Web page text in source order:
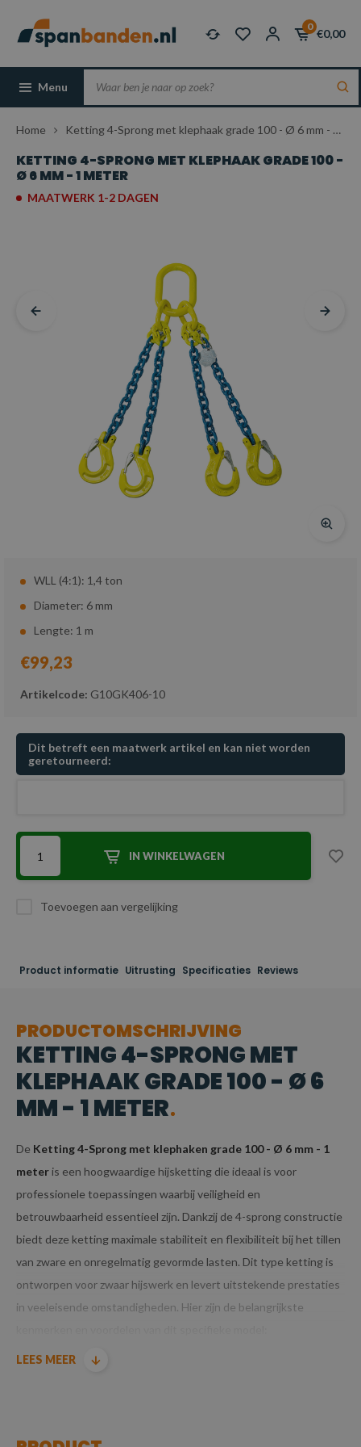
0
€0,00
Menu
Home Ketting 4-Sprong met klephaak grade 100 - Ø 6 mm - 1 meter
KETTING 4-SPRONG MET KLEPHAAK GRADE 100 -
Ø 6 MM - 1 METER
MAATWERK 1-2 DAGEN
WLL (4:1): 1,4 ton
Diameter: 6 mm
Lengte: 1 m
€99,23
Artikelcode: G10GK406-10
Dit betreft een maatwerk artikel en kan niet worden
geretourneerd:
IN WINKELWAGEN
Toevoegen aan vergelijking
Product informatie Uitrusting Specificaties Reviews
PRODUCTOMSCHRIJVING
KETTING 4-SPRONG MET
KLEPHAAK GRADE 100 - Ø 6
MM - 1 METER
De Ketting 4-Sprong met klephaken grade 100 - Ø 6 mm - 1
meteris een hoogwaardige hijsketting die ideaal is voor
professionele toepassingen waarbij veiligheid en
betrouwbaarheid essentieel zijn. Dankzij de 4-sprong constructie
biedt deze ketting maximale stabiliteit en flexibiliteit bij het tillen
van zware en onregelmatig gevormde lasten. Dit type ketting is
ontworpen voor zwaar hijswerk en levert uitstekende prestaties
in veeleisende omstandigheden. Hier zijn de belangrijkste
KENMERKEN VAN KETTING 4-SPRONG MET
LEES MEER